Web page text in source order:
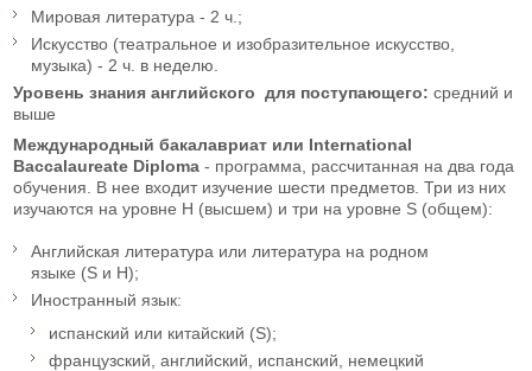
Мировая литература - 2 ч.;
Искусство (театральное и изобразительное искусство,
музыка) - 2 ч. в неделю.
Уровень знания английского для поступающего: средний и
выше
Международный бакалавриат или International
Baccalaureate Diploma - программа, рассчитанная на два года
обучения. В нее входит изучение шести предметов. Три из них
изучаются на уровне Н (высшем) и три на уровне S (общем):
Английская литература или литература на родном
языке (S и H);
Иностранный язык:
испанский или китайский (S);
французский, английский, испанский, немецкий